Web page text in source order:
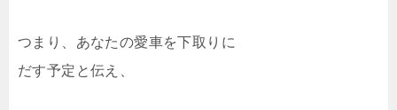
つまり、あなたの愛車を下取りに
だす予定と伝え、